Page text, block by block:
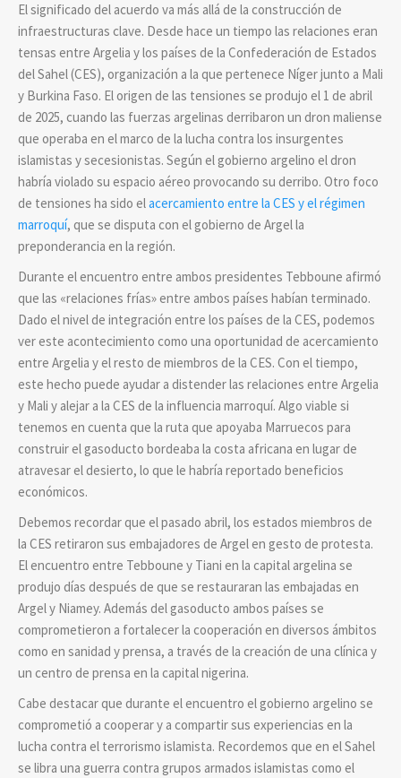
El significado del acuerdo va más allá de la construcción de
infraestructuras clave. Desde hace un tiempo las relaciones eran
tensas entre Argelia y los países de la Confederación de Estados
del Sahel (CES), organización a la que pertenece Níger junto a Mali
y Burkina Faso. El origen de las tensiones se produjo el 1 de abril
de 2025, cuando las fuerzas argelinas derribaron un dron maliense
que operaba en el marco de la lucha contra los insurgentes
islamistas y secesionistas. Según el gobierno argelino el dron
habría violado su espacio aéreo provocando su derribo. Otro foco
de tensiones ha sido elacercamiento entre la CES y el régimen
marroquí, que se disputa con el gobierno de Argel la
preponderancia en la región.
Durante el encuentro entre ambos presidentes Tebboune afirmó
que las «relaciones frías» entre ambos países habían terminado.
Dado el nivel de integración entre los países de la CES, podemos
ver este acontecimiento como una oportunidad de acercamiento
entre Argelia y el resto de miembros de la CES. Con el tiempo,
este hecho puede ayudar a distender las relaciones entre Argelia
y Mali y alejar a la CES de la influencia marroquí. Algo viable si
tenemos en cuenta que la ruta que apoyaba Marruecos para
construir el gasoducto bordeaba la costa africana en lugar de
atravesar el desierto, lo que le habría reportado beneficios
económicos.
Debemos recordar que el pasado abril, los estados miembros de
la CES retiraron sus embajadores de Argel en gesto de protesta.
El encuentro entre Tebboune y Tiani en la capital argelina se
produjo días después de que se restauraran las embajadas en
Argel y Niamey. Además del gasoducto ambos países se
comprometieron a fortalecer la cooperación en diversos ámbitos
como en sanidad y prensa, a través de la creación de una clínica y
un centro de prensa en la capital nigerina.
Cabe destacar que durante el encuentro el gobierno argelino se
comprometió a cooperar y a compartir sus experiencias en la
lucha contra el terrorismo islamista. Recordemos que en el Sahel
se libra una guerra contra grupos armados islamistas como el